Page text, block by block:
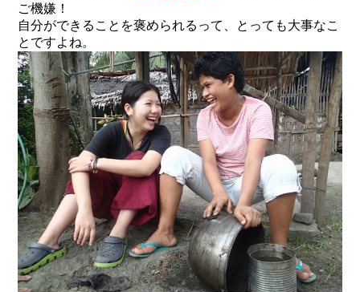
ご機嫌！
自分ができることを褒められるって、とっても大事なこ
とですよね。